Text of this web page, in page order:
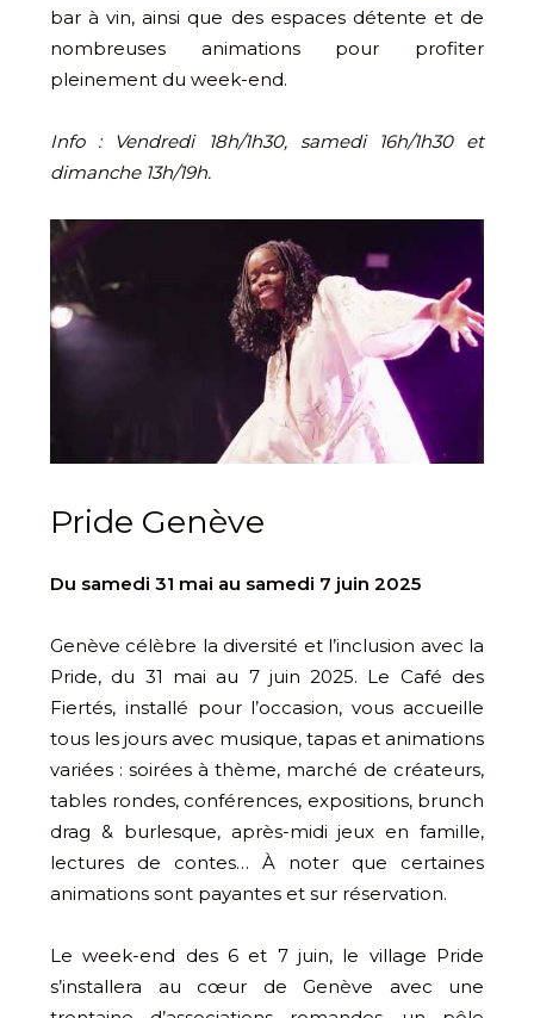
bar à vin, ainsi que des espaces détente et de
nombreuses animations pour profiter
pleinement du week-end.
Info : Vendredi 18h/1h30, samedi 16h/1h30 et
dimanche 13h/19h.
Pride Genève
Du samedi 31 mai au samedi 7 juin 2025
Genève célèbre la diversité et l’inclusion avec la
Pride, du 31 mai au 7 juin 2025. Le Café des
Fiertés, installé pour l’occasion, vous accueille
tous les jours avec musique, tapas et animations
variées : soirées à thème, marché de créateurs,
tables rondes, conférences, expositions, brunch
drag & burlesque, après-midi jeux en famille,
lectures de contes… À noter que certaines
animations sont payantes et sur réservation.
Le week-end des 6 et 7 juin, le village Pride
s’installera au cœur de Genève avec une